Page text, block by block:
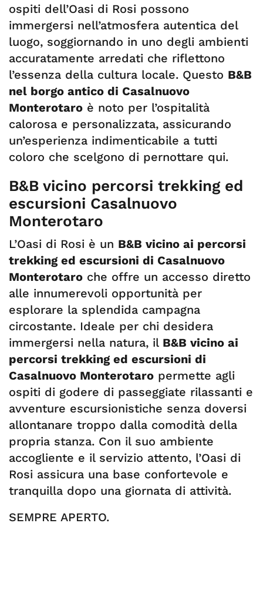
ospiti dell’Oasi di Rosi possono
immergersi nell’atmosfera autentica del
luogo, soggiornando in uno degli ambienti
accuratamente arredati che riflettono
l’essenza della cultura locale. Questo B&B
nel borgo antico di Casalnuovo
Monterotaro è noto per l’ospitalità
calorosa e personalizzata, assicurando
un’esperienza indimenticabile a tutti
coloro che scelgono di pernottare qui.
B&B vicino percorsi trekking ed
escursioni Casalnuovo
Monterotaro
L’Oasi di Rosi è un B&B vicino ai percorsi
trekking ed escursioni di Casalnuovo
Monterotaro che offre un accesso diretto
alle innumerevoli opportunità per
esplorare la splendida campagna
circostante. Ideale per chi desidera
immergersi nella natura, il B&B vicino ai
percorsi trekking ed escursioni di
Casalnuovo Monterotaro permette agli
ospiti di godere di passeggiate rilassanti e
avventure escursionistiche senza doversi
allontanare troppo dalla comodità della
propria stanza. Con il suo ambiente
accogliente e il servizio attento, l’Oasi di
Rosi assicura una base confortevole e
tranquilla dopo una giornata di attività.
SEMPRE APERTO.